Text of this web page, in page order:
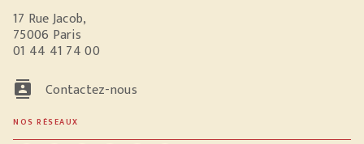
17 Rue Jacob,
75006 Paris
01 44 41 74 00
contacts Contactez-nous
NOS RÉSEAUX